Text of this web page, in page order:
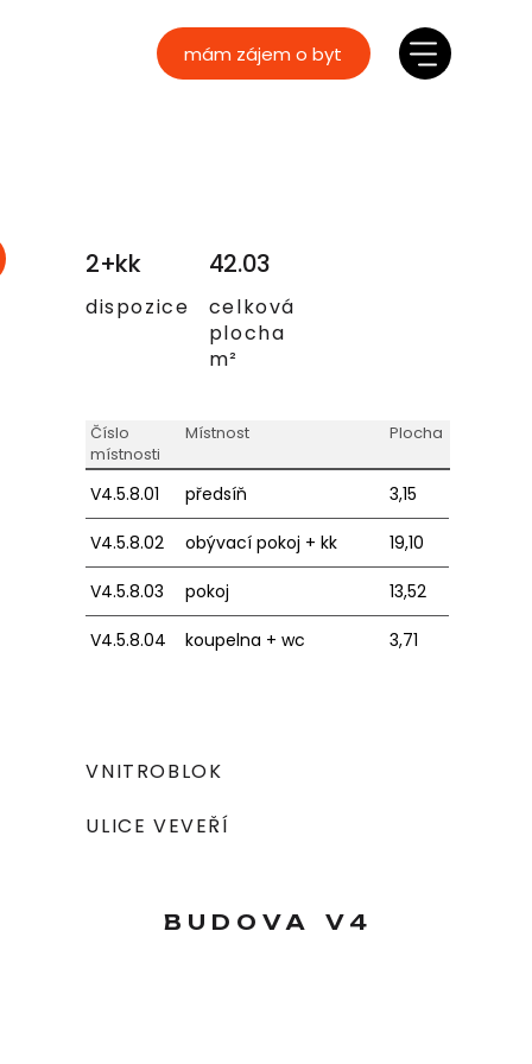
mám zájem o byt
2+kk
dispozice
42.03
celková
plocha
m²
Číslo
místnosti
Místnost Plocha
V4.5.8.01 předsíň 3,15
V4.5.8.02 obývací pokoj + kk 19,10
V4.5.8.03 pokoj 13,52
V4.5.8.04 koupelna + wc 3,71
VNITROBLOK
ULICE VEVEŘÍ
BUDOVA V4